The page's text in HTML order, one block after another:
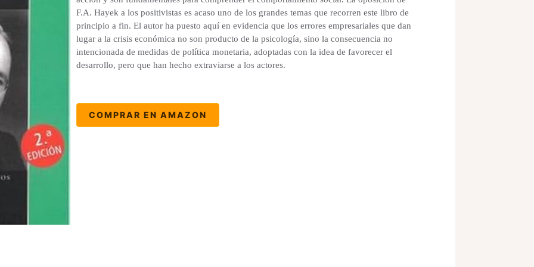
F.A. Hayek a los positivistas es acaso uno de los grandes temas que recorren este libro de
principio a fin. El autor ha puesto aquí en evidencia que los errores empresariales que dan
lugar a la crisis económica no son producto de la psicología, sino la consecuencia no
intencionada de medidas de política monetaria, adoptadas con la idea de favorecer el
desarrollo, pero que han hecho extraviarse a los actores.
COMPRAR EN AMAZON